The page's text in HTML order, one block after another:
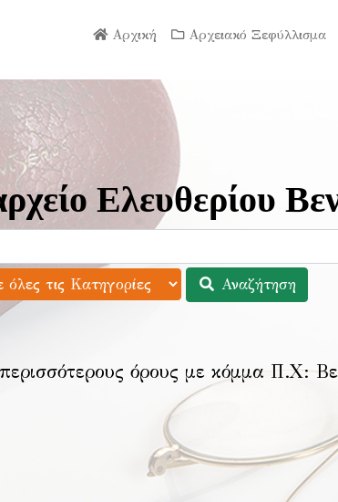
Αρχική Αρχειακό Ξεφύλλισμα
Ελευθερίου
Αναζήτηση
όρους με κόμμα Π.Χ: